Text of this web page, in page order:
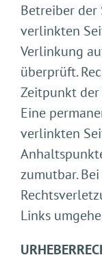
Betreiber
verlinkten
Verlinkung
überprüft.
Zeitpunkt
Eine
verlinkten
zumutbar.
Links